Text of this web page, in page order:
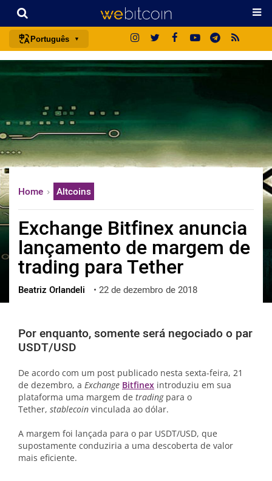
Português
português (BR)
français
italiano
deutsch
中文
한국어
العربية
ไทย
ქართული
Home Altcoins
Exchange Bitfinex anuncia
lançamento de margem de
trading para Tether
Beatriz Orlandeli • 22 de dezembro de 2018
Por enquanto, somente será negociado o par
USDT/USD
De acordo com um post publicado nesta sexta-feira, 21
de dezembro, a Exchange Bitfinex introduziu em sua
plataforma uma margem de tradingpara o
Tether, stablecoin vinculada ao dólar.
A margem foi lançada para o par USDT/USD, que
supostamente conduziria a uma descoberta de valor
mais eficiente.